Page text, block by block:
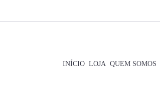
INÍCIO LOJA QUEM SOMOS